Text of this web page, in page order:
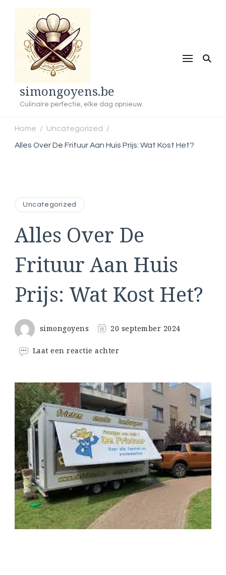
simongoyens.be
Culinaire perfectie, elke dag opnieuw.
Home / Uncategorized /
Alles Over De Frituur Aan Huis Prijs: Wat Kost Het?
Uncategorized
Alles Over De
Frituur Aan Huis
Prijs: Wat Kost Het?
simongoyens 20 september 2024
Laat een reactie achter
De
Frituur
Aan
Huis
Prijs:
Wat
Kost
Het?